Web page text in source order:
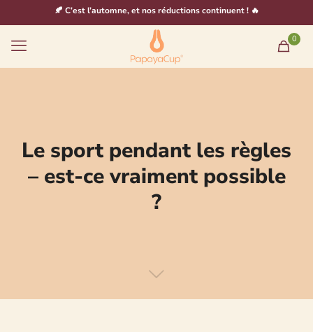
🍂 C’est l’automne, et nos réductions continuent ! 🔥
0
Le sport pendant les règles
– est-ce vraiment possible
?